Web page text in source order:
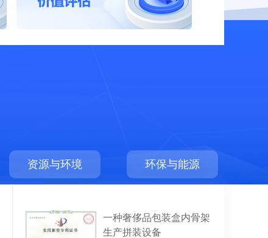
资源与环境 环保与能源
一种奢侈品包装盒内骨架
生产拼装设备